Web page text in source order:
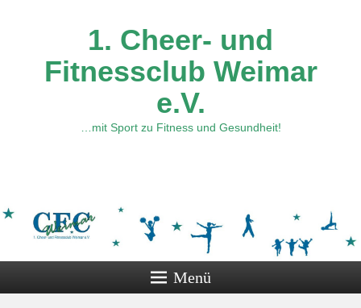
1. Cheer- und
Fitnessclub Weimar
e.V.
…mit Sport zu Fitness und Gesundheit!
Menü